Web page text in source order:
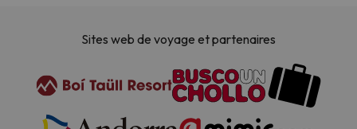
Sites web de voyage et partenaires